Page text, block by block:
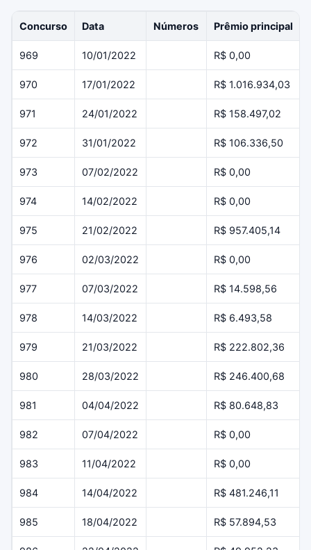
Concurso Data Números Prêmio principal
969 10/01/2022 R$ 0,00
970 17/01/2022 R$ 1.016.934,03
971 24/01/2022 R$ 158.497,02
972 31/01/2022 R$ 106.336,50
973 07/02/2022 R$ 0,00
974 14/02/2022 R$ 0,00
975 21/02/2022 R$ 957.405,14
976 02/03/2022 R$ 0,00
977 07/03/2022 R$ 14.598,56
978 14/03/2022 R$ 6.493,58
979 21/03/2022 R$ 222.802,36
980 28/03/2022 R$ 246.400,68
981 04/04/2022 R$ 80.648,83
982 07/04/2022 R$ 0,00
983 11/04/2022 R$ 0,00
984 14/04/2022 R$ 481.246,11
985 18/04/2022 R$ 57.894,53